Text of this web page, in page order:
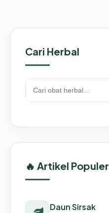
Cari Herbal
🔥 Artikel Populer
Daun Sirsak